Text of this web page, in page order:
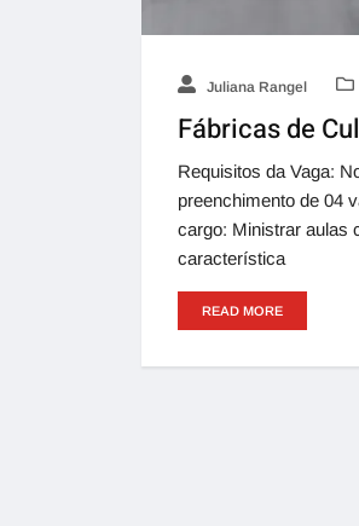
Juliana Rangel
Fábricas de
Requisitos da Vaga:
preenchimento de 04
cargo: Ministrar aulas
característica
READ MORE